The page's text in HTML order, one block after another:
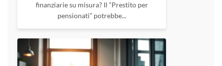
finanziarie su misura? Il “Prestito per
pensionati” potrebbe...